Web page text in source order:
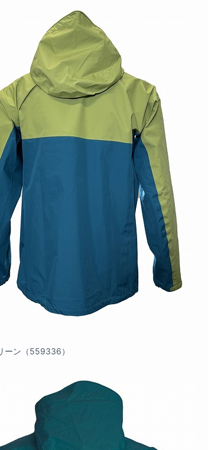
ーン（559336）